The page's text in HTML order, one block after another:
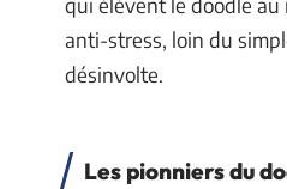
anti-stress, loin du
désinvolte.
Les pionniers du